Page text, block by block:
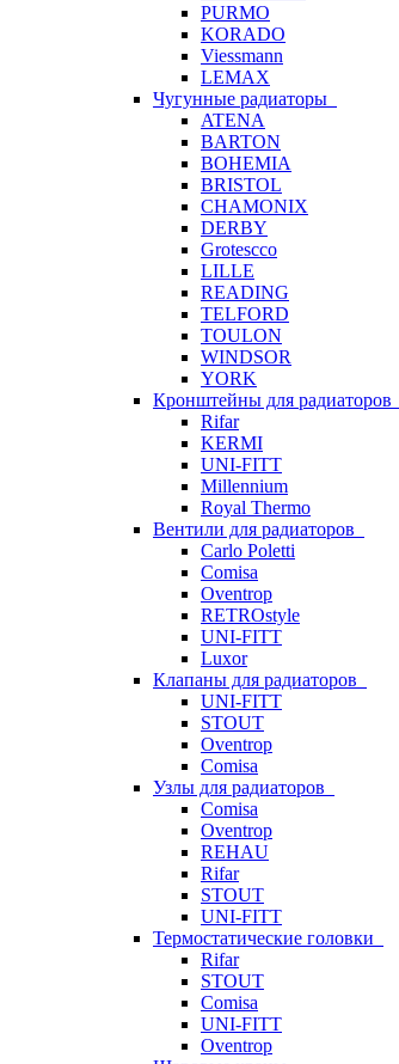
PURMO
KORADO
Viessmann
LEMAX
Чугунные радиаторы
ATENA
BARTON
BOHEMIA
BRISTOL
CHAMONIX
DERBY
Grotescco
LILLE
READING
TELFORD
TOULON
WINDSOR
YORK
Кронштейны для радиаторов
Rifar
KERMI
UNI-FITT
Millennium
Royal Thermo
Вентили для радиаторов
Carlo Poletti
Comisa
Oventrop
RETROstyle
UNI-FITT
Luxor
Клапаны для радиаторов
UNI-FITT
STOUT
Oventrop
Comisa
Узлы для радиаторов
Comisa
Oventrop
REHAU
Rifar
STOUT
UNI-FITT
Термостатические головки
Rifar
STOUT
Comisa
UNI-FITT
Oventrop